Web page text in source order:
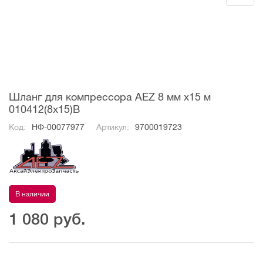
Шланг для компрессора AEZ 8 мм х15 м
010412(8х15)В
Код: НФ-00077977 Артикул: 9700019723
В наличии
1 080 руб.